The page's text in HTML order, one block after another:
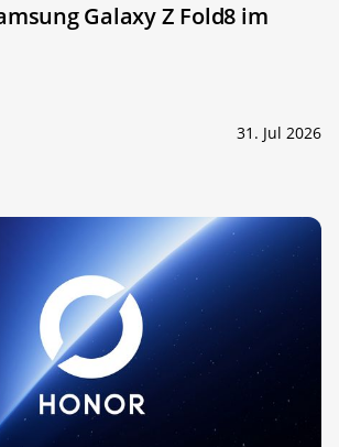
Galaxy Z Fold8 im
31. Jul 2026